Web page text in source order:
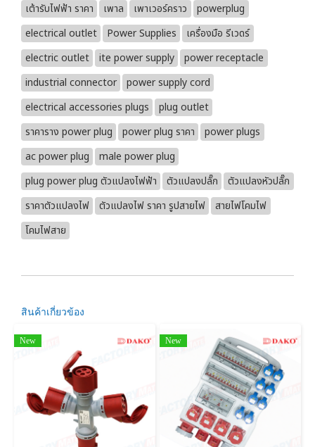
เต้ารับไฟฟ้า ราคา
เพาล เพาเวอร์คราว
powerplug
electrical outlet
Power Supplies
เครื่องมือ รีเวดร์
electric outlet
ite power supply
power receptacle
industrial connector
power supply cord
electrical accessories plugs
plug outlet
ราคาราง power plug
power plug ราคา
power plugs
ac power plug
male power plug
plug power plug ตัวแปลงไฟฟ้า
ตัวแปลงปลั๊ก
ตัวแปลงหัวปลั๊ก
ราคาตัวแปลงไฟ
ตัวแปลงไฟ ราคา รูปสายไฟ
สายไฟโคมไฟ
โคมไฟสาย
สินค้าเกี่ยวข้อง
New New